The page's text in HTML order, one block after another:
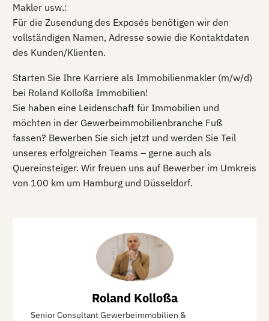
Makler usw.:
Für die Zusendung des Exposés benötigen wir den
vollständigen Namen, Adresse sowie die Kontaktdaten
des Kunden/Klienten.
Starten Sie Ihre Karriere als Immobilienmakler (m/w/d)
bei Roland Kolloßa Immobilien!
Sie haben eine Leidenschaft für Immobilien und
möchten in der Gewerbeimmobilienbranche Fuß
fassen? Bewerben Sie sich jetzt und werden Sie Teil
unseres erfolgreichen Teams – gerne auch als
Quereinsteiger. Wir freuen uns auf Bewerber im Umkreis
von 100 km um Hamburg und Düsseldorf.
Roland Kolloßa
Senior Consultant Gewerbeimmobilien &